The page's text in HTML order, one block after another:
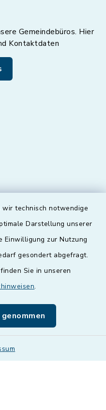
technisch notwendige
Darstellung unserer
Einwilligung zur Nutzung
gesondert abgefragt.
Sie in unseren
.
Gemeindebüros. Hier
Kontaktdaten